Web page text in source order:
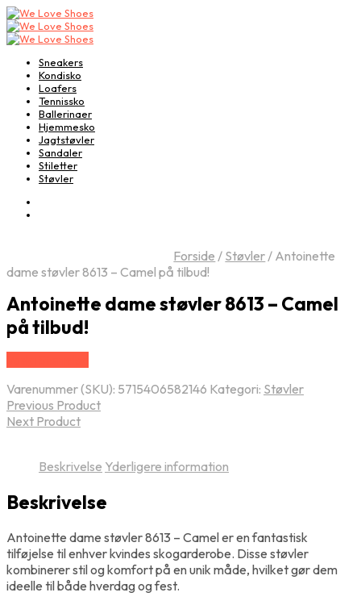
Sneakers
Kondisko
Loafers
Tennissko
Ballerinaer
Hjemmesko
Jagtstøvler
Sandaler
Stiletter
Støvler
Forside / Støvler/ Antoinette
dame støvler 8613 – Camel på tilbud!
Antoinette dame støvler 8613 – Camel
på tilbud!
Varenummer (SKU): 5715406582146 Kategori: Støvler
Previous Product
Next Product
Beskrivelse Yderligere information
Beskrivelse
Antoinette dame støvler 8613 – Camel er en fantastisk
tilføjelse til enhver kvindes skogarderobe. Disse støvler
kombinerer stil og komfort på en unik måde, hvilket gør dem
ideelle til både hverdag og fest.